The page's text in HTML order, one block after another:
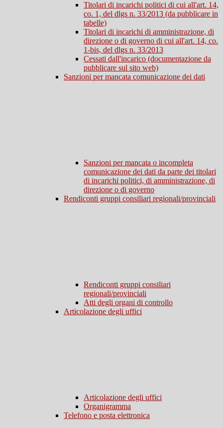
Titolari di incarichi politici di cui all'art. 14,
co. 1, del dlgs n. 33/2013 (da pubblicare in
tabelle)
Titolari di incarichi di amministrazione, di
direzione o di governo di cui all'art. 14, co.
1-bis, del dlgs n. 33/2013
Cessati dall'incarico (documentazione da
pubblicare sul sito web)
Sanzioni per mancata comunicazione dei dati
Sanzioni per mancata o incompleta
comunicazione dei dati da parte dei titolari
di incarichi politici, di amministrazione, di
direzione o di governo
Rendiconti gruppi consiliari regionali/provinciali
Rendiconti gruppi consiliari
regionali/provinciali
Atti degli organi di controllo
Articolazione degli uffici
Articolazione degli uffici
Organigramma
Telefono e posta elettronica